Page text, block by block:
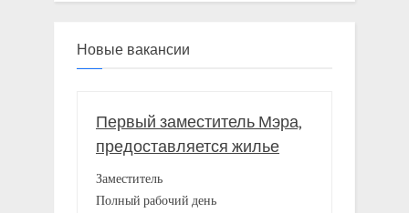
Новые вакансии
Первый заместитель Мэра,
предоставляется жилье
Заместитель
Полный рабочий день